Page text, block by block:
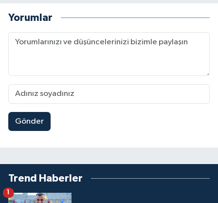
Yorumlar
Gönder
Trend Haberler